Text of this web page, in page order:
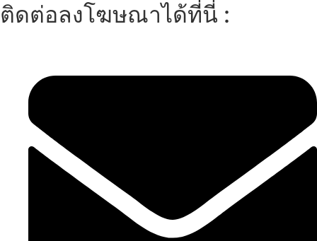
ติดต่อลงโฆษณาได้ที่นี่ :